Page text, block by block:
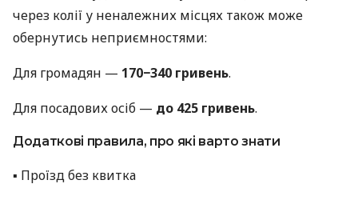
через колії у неналежних місцях також може
обернутись неприємностями:
Для громадян — 170−340 гривень.
Для посадових осіб — до 425 гривень.
Додаткові правила, про які варто знати
▪️ Проїзд без квитка